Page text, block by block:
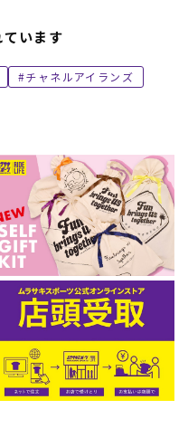
公式アプリ
のアプリで！
います
チャネルアイランズ